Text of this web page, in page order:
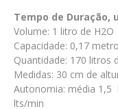
Tempo de Duração,
Volume: 1 litro de H2O
Capacidade: 0,17
Quantidade: 170 litros
Medidas: 30 cm de
Autonomia: média 1,5
lts/min